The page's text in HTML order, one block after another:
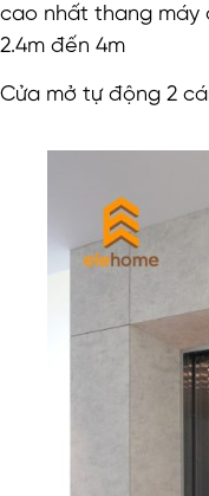
cao nhất thang máy
2.4m đến 4m
Cửa mở tự động 2